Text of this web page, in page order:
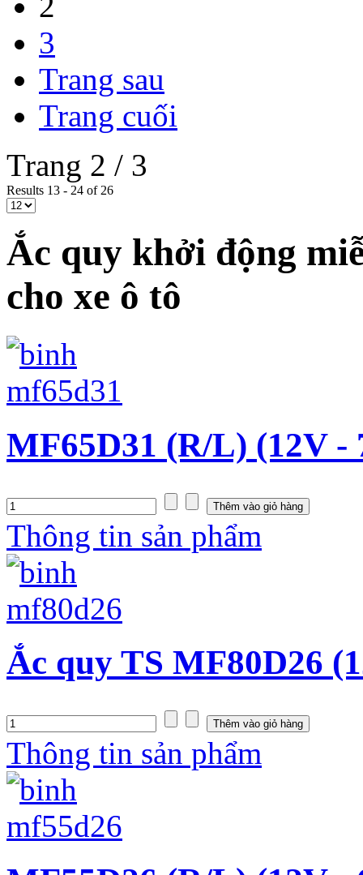
3
Trang sau
Trang cuối
Trang 2 / 3
Results 13 - 24 of 26
Ắc quy khởi động
cho xe ô tô
MF65D31 (R/L) (12V -
Thông tin sản phẩm
Ắc quy TS MF80D26
Thông tin sản phẩm